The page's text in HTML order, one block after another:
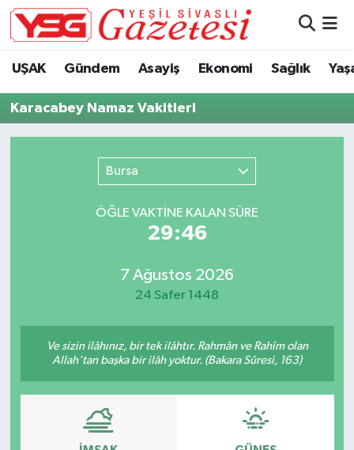
UŞAK Gündem Asayiş Ekonomi Sağlık
Karacabey Namaz Vakitleri
Bursa
ÖĞLE VAKTİNE KALAN SÜRE
29:46
7 Ağustos 2026
24 Safer 1448
Ve sizin ilâhınız, bir tek ilâhtır. Rahmân ve Rahîm olan
Allah’tan başka bir ilâh yoktur. (Bakara Sûresi, 163)
Hava Durumu
Namaz Vakitleri
Süper Lig Puan Durumu ve Fikstür
Son Dakika Haberleri
Haber Arşivi